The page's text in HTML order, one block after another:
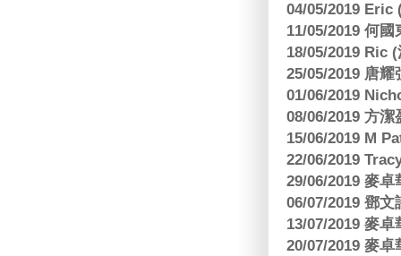
04/05/2019 Eric
11/05/2019 何
18/05/2019 Ric
25/05/2019 唐
01/06/2019
08/06/2019 方
15/06/2019 M
22/06/2019
29/06/2019 麥
06/07/2019 鄧
13/07/2019 麥
20/07/2019 麥